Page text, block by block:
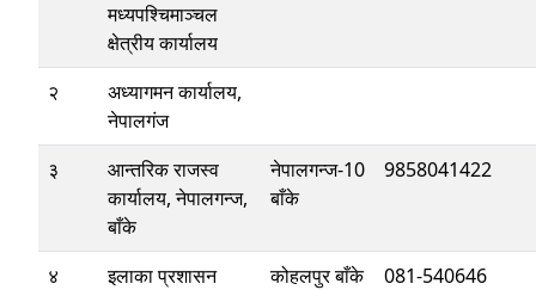
मध्यपश्चिमाञ्चल
क्षेत्रीय कार्यालय
२
अध्यागमन कार्यालय,
नेपालगंज
३
आन्तरिक राजस्व
कार्यालय, नेपालगन्ज,
बाँके
नेपालगन्ज-10
बाँके
9858041422
४
इलाका प्रशासन
कोहलपुर बाँके 081-540646